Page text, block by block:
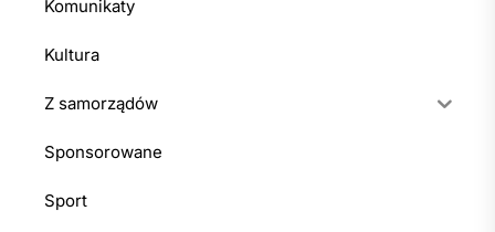
Komunikaty
Kultura
Z samorządów
Sponsorowane
Sport